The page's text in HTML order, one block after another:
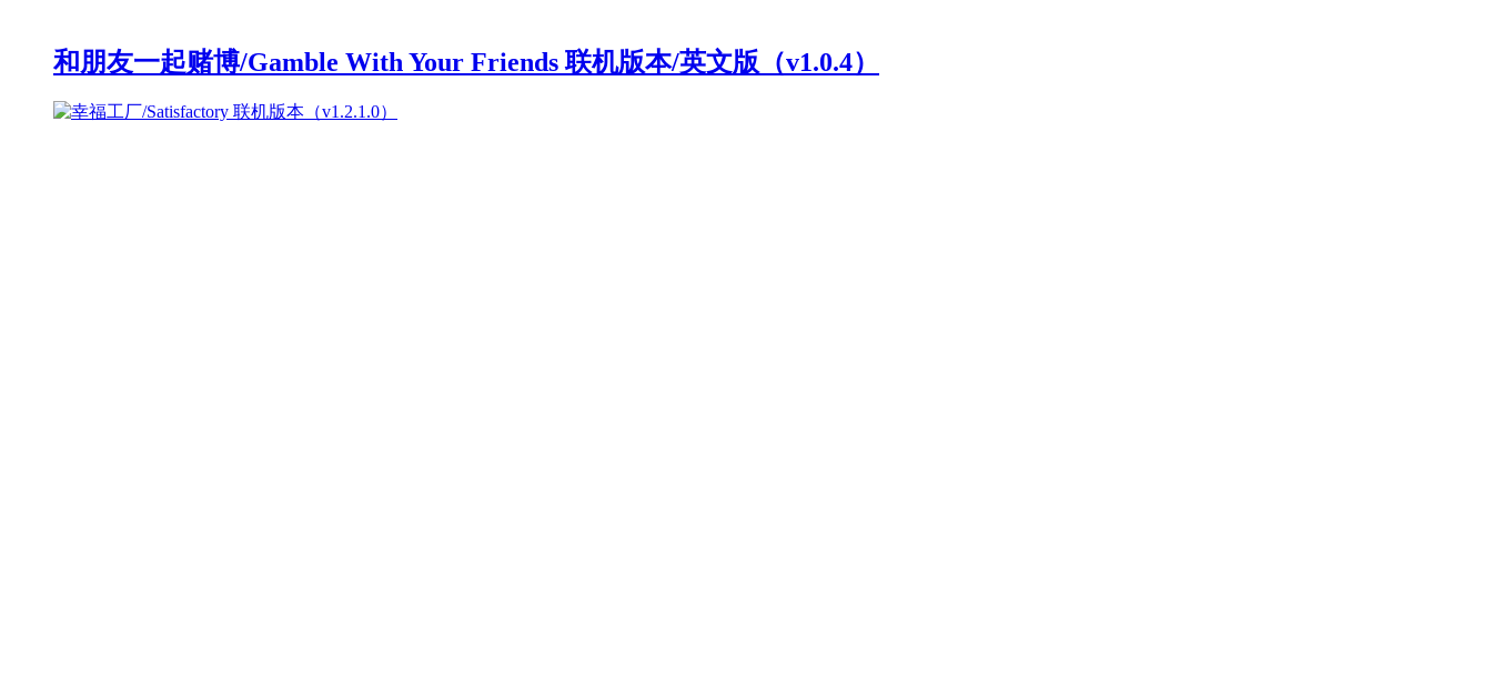
和朋友一起赌博/Gamble With Your Friends 联机版本/英文版（v1.0.4）